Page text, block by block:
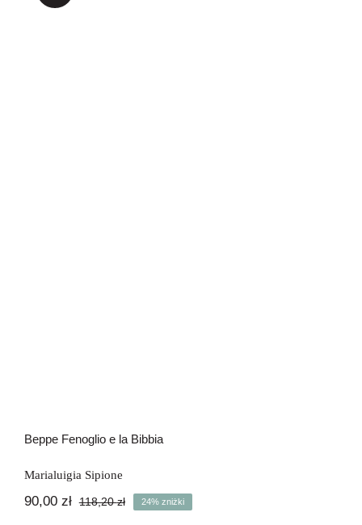
Beppe Fenoglio e la Bibbia
Marialuigia Sipione
118,20złPierwotna
90,00 zł
Aktualna
24% zniżki